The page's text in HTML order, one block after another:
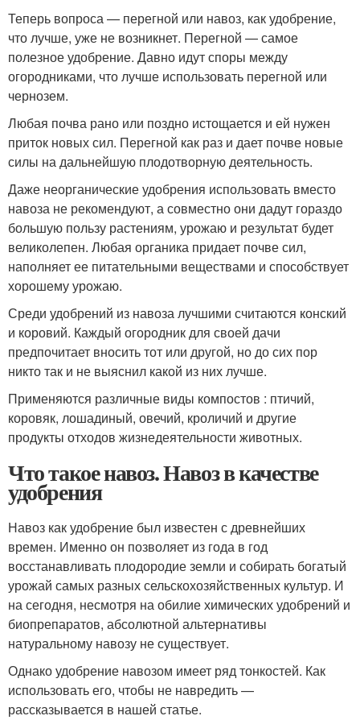
Теперь вопроса — перегной или навоз, как удобрение,
что лучше, уже не возникнет. Перегной — самое
полезное удобрение. Давно идут споры между
огородниками, что лучше использовать перегной или
чернозем.
Любая почва рано или поздно истощается и ей нужен
приток новых сил. Перегной как раз и дает почве новые
силы на дальнейшую плодотворную деятельность.
Даже неорганические удобрения использовать вместо
навоза не рекомендуют, а совместно они дадут гораздо
большую пользу растениям, урожаю и результат будет
великолепен. Любая органика придает почве сил,
наполняет ее питательными веществами и способствует
хорошему урожаю.
Среди удобрений из навоза лучшими считаются конский
и коровий. Каждый огородник для своей дачи
предпочитает вносить тот или другой, но до сих пор
никто так и не выяснил какой из них лучше.
Применяются различные виды компостов : птичий,
коровяк, лошадиный, овечий, кроличий и другие
продукты отходов жизнедеятельности животных.
Что такое навоз. Навоз в качестве
удобрения
Навоз как удобрение был известен с древнейших
времен. Именно он позволяет из года в год
восстанавливать плодородие земли и собирать богатый
урожай самых разных сельскохозяйственных культур. И
на сегодня, несмотря на обилие химических удобрений и
биопрепаратов, абсолютной альтернативы
натуральному навозу не существует.
Однако удобрение навозом имеет ряд тонкостей. Как
использовать его, чтобы не навредить —
рассказывается в нашей статье.